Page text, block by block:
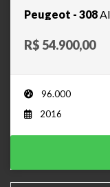
Peugeot - 308
R$ 54.900,00
96.000
2016